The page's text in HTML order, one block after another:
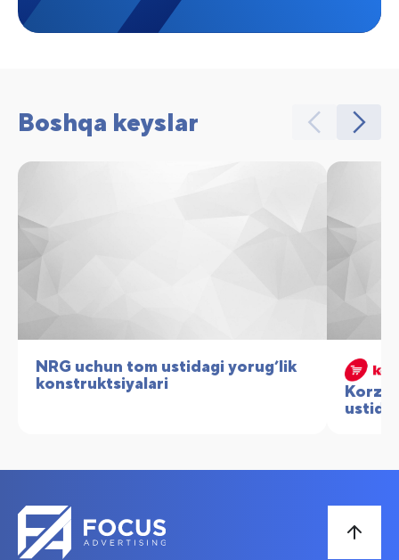
Boshqa keyslar
NRG uchun tom ustidagi yorug’lik
konstruktsiyalari